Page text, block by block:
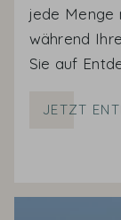
jede Menge
während
Sie auf
JETZT